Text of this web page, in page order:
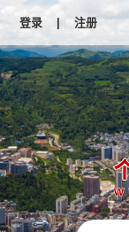
登录 | 注册